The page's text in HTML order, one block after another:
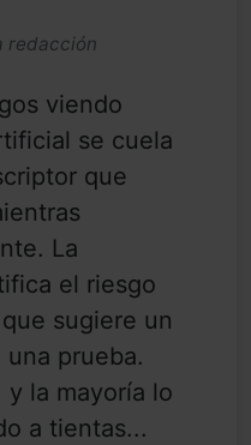
redacción
viendo
se cuela
que
La
el riesgo
sugiere un
prueba.
y la mayoría lo
a tientas...